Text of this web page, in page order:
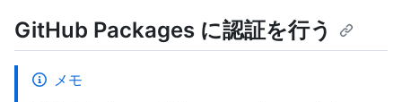
GitHub Packages に認証を行う
メモ